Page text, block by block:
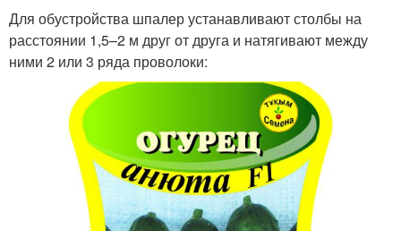
Для обустройства шпалер устанавливают столбы на
расстоянии 1,5–2 м друг от друга и натягивают между
ними 2 или 3 ряда проволоки: